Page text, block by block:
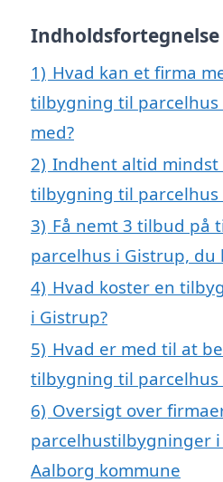
Indholdsfortegnelse
1) Hvad kan et firma
tilbygning til
med?
2) Indhent altid mindst
tilbygning til parcelhus
3) Få nemt 3 tilbud på
parcelhus i Gistrup,
4) Hvad koster en
i Gistrup?
5) Hvad er med til at
tilbygning til parcelhus
6) Oversigt over
parcelhustilbygninger
Aalborg kommune